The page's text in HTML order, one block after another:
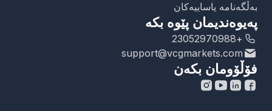
بەڵگەنامە یاساییەکان
پەیوەندیمان پێوە بکە
+23052970988
support@vcgmarkets.com
فۆڵۆومان بکەن